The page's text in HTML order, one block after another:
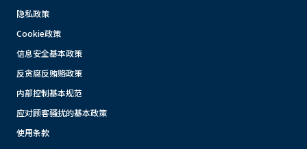
隐私政策
Cookie政策
信息安全基本政策
反贪腐反贿赂政策
内部控制基本规范
应对顾客骚扰的基本政策
使用条款